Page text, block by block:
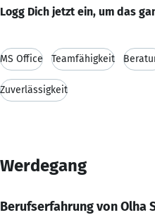
Logg Dich jetzt ein, um das
MS Office Teamfähigkeit
Zuverlässigkeit
Werdegang
Berufserfahrung von Olha